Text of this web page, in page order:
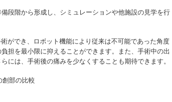
段階から形成し、シミュレーションや他施設の見学を行
ができ、ロボット機能により従来は不可能であった角度
担を最小限に抑えることができます。また、手術中の出
には、手術後の痛みを少なくすることも期待できます。